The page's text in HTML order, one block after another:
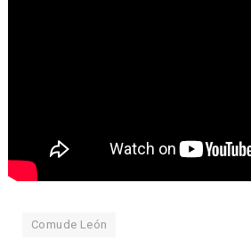
Comude León